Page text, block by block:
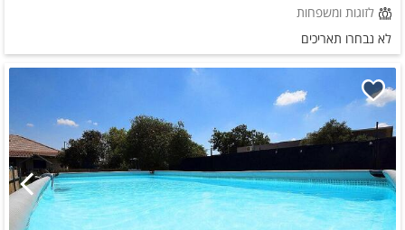
לזוגות ומשפחות
לא נבחרו תאריכים